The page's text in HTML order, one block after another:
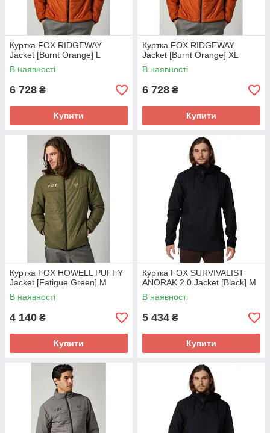
Куртка FOX RIDGEWAY
Jacket [Burnt Orange] L
В наявності
6 728 ₴
Купити
Куртка FOX RIDGEWAY
Jacket [Burnt Orange] XL
В наявності
6 728 ₴
Купити
Куртка FOX HOWELL PUFFY
Jacket [Fatigue Green] M
В наявності
4 140 ₴
Купити
Куртка FOX SURVIVALIST
ANORAK 2.0 Jacket [Black] M
В наявності
5 434 ₴
Купити